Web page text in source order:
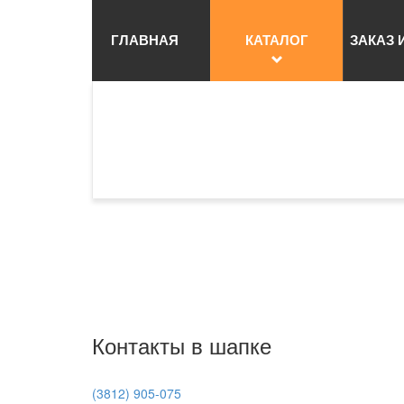
ГЛАВНАЯ КАТАЛОГ ЗАКАЗ
Контакты в шапке
(3812) 905-075